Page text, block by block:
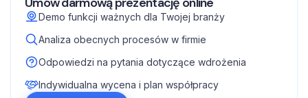
Demo funkcji ważnych dla Twojej branży
Analiza obecnych procesów w firmie
Odpowiedzi na pytania dotyczące wdrożenia
Indywidualna wycena i plan współpracy